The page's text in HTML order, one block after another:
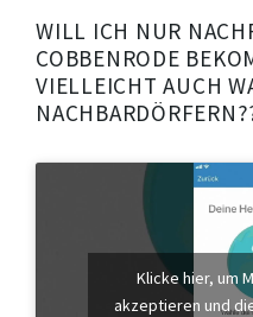
WILL ICH NUR
COBBENRODE
VIELLEICHT AUCH
Klicke hier, um
akzeptieren und